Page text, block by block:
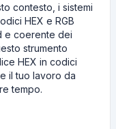
contesto, i sistemi
HEX e RGB
e coerente dei
strumento
HEX in codici
il tuo lavoro da
tempo.